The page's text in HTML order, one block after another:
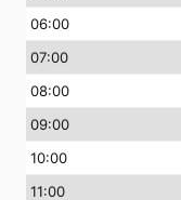
06:00
07:00
08:00
09:00
10:00
11:00